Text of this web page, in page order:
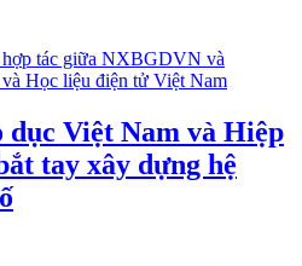
dục Việt Nam và Hiệp
tay xây dựng hệ